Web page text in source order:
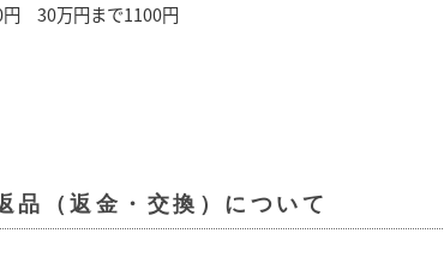
30万円まで1100円
品（返金・交換）について